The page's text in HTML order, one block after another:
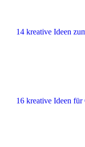
14 kreative Ideen
16 kreative Ideen